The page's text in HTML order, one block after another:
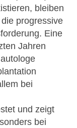
bleiben
progressive
Eine
Jahren
bei
und zeigt
bei